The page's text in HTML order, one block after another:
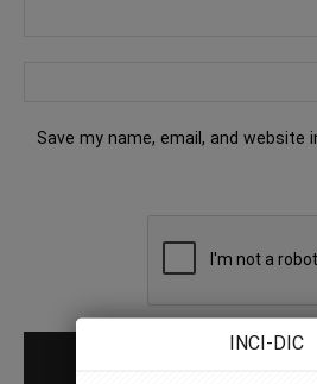
Save my name, email, and
INCI-DIC